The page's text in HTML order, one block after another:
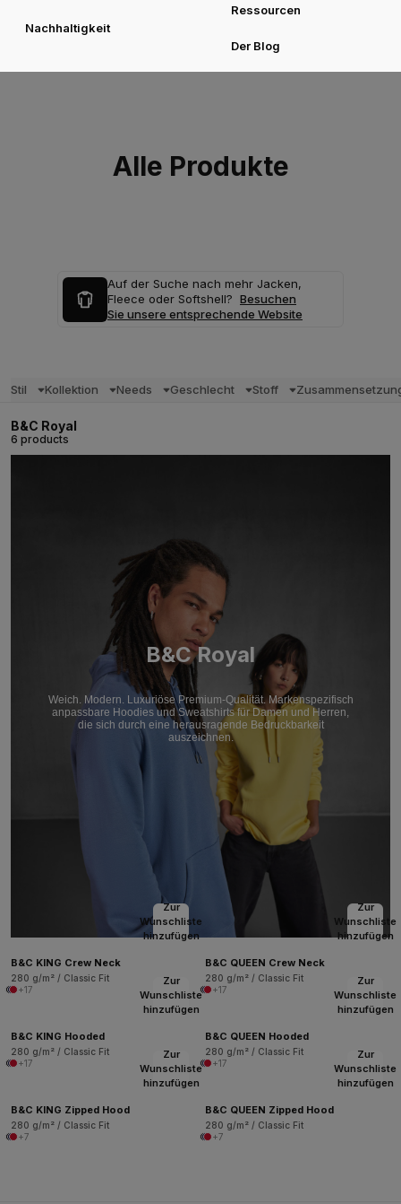
Nachhaltigkeit
Ressourcen
Der Blog
Alle Produkte
Auf der Suche nach mehr Jacken,
Fleece oder Softshell? Besuchen
Sie unsere entsprechende Website
Stil Kollektion Needs Geschlecht Stoff
B&C Royal
6 products
B&C Royal
Weich. Modern. Luxuriöse Premium-Qualität. Markenspezifisch
anpassbare Hoodies und Sweatshirts für Damen und Herren,
die sich durch eine herausragende Bedruckbarkeit
auszeichnen.
Zur
Wunschliste
hinzufügen
B&C KING Crew Neck
280 g/m² / Classic Fit
+17
Zur
Wunschliste
hinzufügen
B&C QUEEN Crew Neck
280 g/m² / Classic Fit
+17
Zur
Wunschliste
hinzufügen
B&C KING Hooded
280 g/m² / Classic Fit
+17
Zur
Wunschliste
hinzufügen
B&C QUEEN Hooded
280 g/m² / Classic Fit
+17
Zur
Wunschliste
hinzufügen
B&C KING Zipped Hood
280 g/m² / Classic Fit
+7
Zur
Wunschliste
hinzufügen
B&C QUEEN Zipped Hood
280 g/m² / Classic Fit
+7